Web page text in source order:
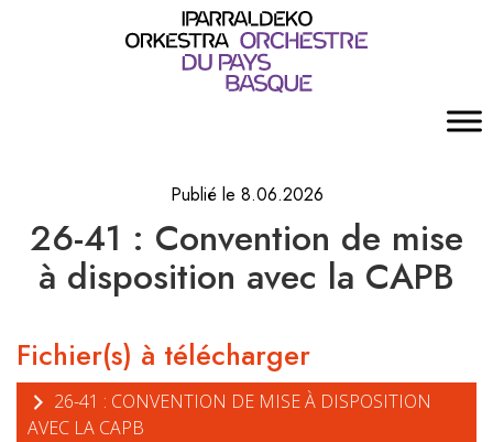
Publié le 8.06.2026
26-41 : Convention de mise
à disposition avec la CAPB
Fichier(s) à télécharger
26-41 : CONVENTION DE MISE À DISPOSITION
AVEC LA CAPB